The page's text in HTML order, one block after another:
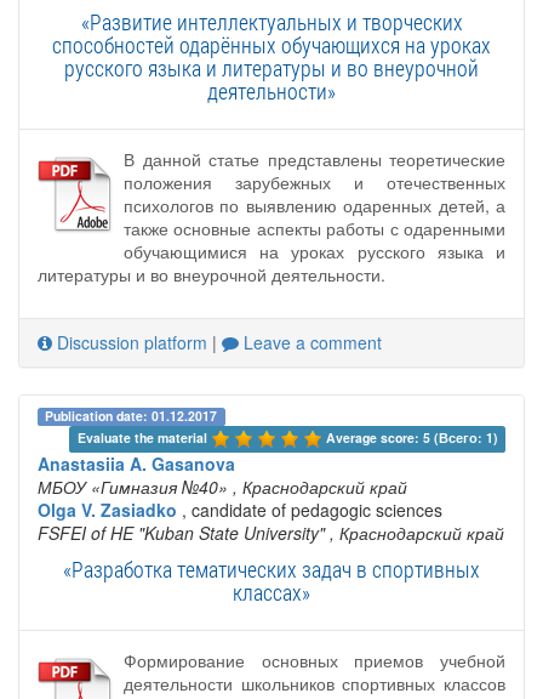
«Развитие интеллектуальных и творческих
способностей одарённых обучающихся на уроках
русского языка и литературы и во внеурочной
деятельности»
В данной статье представлены теоретические
положения зарубежных и отечественных
психологов по выявлению одаренных детей, а
также основные аспекты работы с одаренными
обучающимися на уроках русского языка и
литературы и во внеурочной деятельности.
Discussion platform | Leave a comment
Publication date: 01.12.2017
Evaluate the material
Average score: 5 (Всего: 1)
Anastasiia A. Gasanova
МБОУ «Гимназия №40» , Краснодарский край
Olga V. Zasiadko , candidate of pedagogic sciences
FSFEI of HE "Kuban State University" , Краснодарский край
«Разработка тематических задач в спортивных
классах»
Формирование основных приемов учебной
деятельности школьников спортивных классов